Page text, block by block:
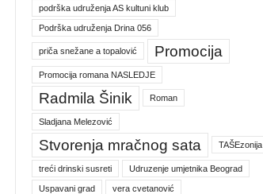
podrška udruženja AS kultuni klub
Podrška udruženja Drina 056
priča snežane a topalović Promocija
Promocija romana NASLEDJE
Radmila Šinik Roman
Sladjana Melezović
Stvorenja mračnog sata TAŠEzonija
treći drinski susreti Udruzenje umjetnika Beograd
Uspavani grad vera cvetanović